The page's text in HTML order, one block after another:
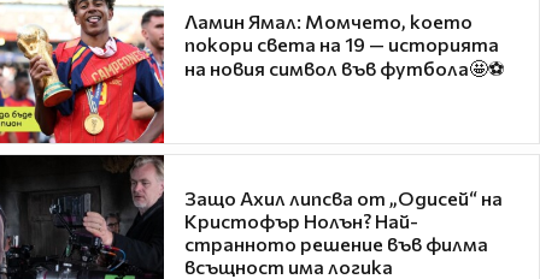
Ламин Ямал: Момчето, което
покори света на 19 — историята
на новия символ във футбола🤩⚽
Защо Ахил липсва от „Одисей“ на
Кристофър Нолън? Най-
странното решение във филма
всъщност има логика